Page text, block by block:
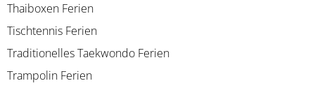
Thaiboxen Ferien
Tischtennis Ferien
Traditionelles Taekwondo Ferien
Trampolin Ferien